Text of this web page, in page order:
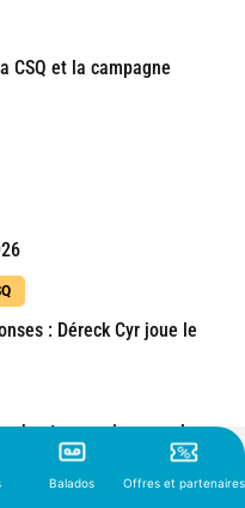
CSQ et la campagne
: Déreck Cyr joue le
haute pression pour les
que dans le Nord-du-
Balados Offres et partenaires